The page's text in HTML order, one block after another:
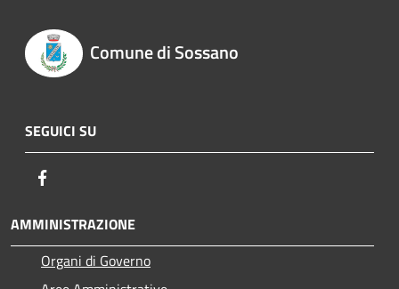
Comune di Sossano
SEGUICI SU
AMMINISTRAZIONE
Organi di Governo